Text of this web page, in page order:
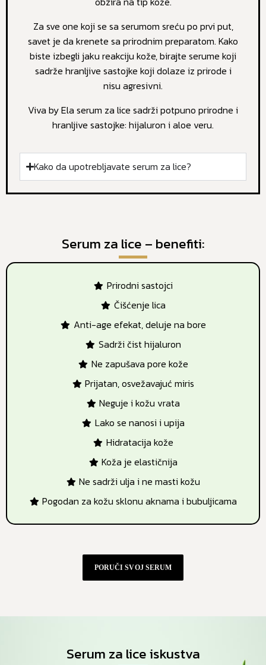
Za sve one koji se sa serumom sreću po prvi put,
savet je da krenete sa prirodnim preparatom. Kako
biste izbegli jaku reakciju kože, birajte serume koji
sadrže hranljive sastojke koji dolaze iz prirode i
nisu agresivni.
Viva by Ela serum za lice sadrži potpuno prirodne i
hranljive sastojke: hijaluron i aloe veru.
Kako da upotrebljavate serum za lice?
Serum za lice – benefiti:
Prirodni sastojci
Čišćenje lica
Anti-age efekat, deluje na bore
Sadrži čist hijaluron
Ne zapušava pore kože
Prijatan, osvežavajuć miris
Neguje i kožu vrata
Lako se nanosi i upija
Hidratacija kože
Koža je elastičnija
Ne sadrži ulja i ne masti kožu
Pogodan za kožu sklonu aknama i bubuljicama
PORUČI SVOJ SERUM
Serum za lice iskustva